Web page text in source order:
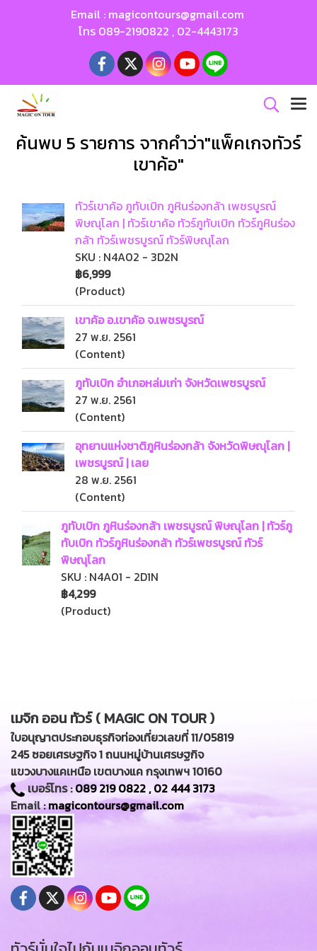
Email : magicontours@gmail.com
โทร 089-2190822 , 02-4443173
ค้นพบ 5 รายการ จากคำว่า"แพ็คเกจทัวร์
เขาค้อ"
ทัวร์เขาค้อ ภูทับเบิก ภูหินร่องกล้า เพชรบูรณ์
พิษณุโลก | ทัวร์เขาค้อ ทัวร์ภูทับเบิก ทัวร์ภูหินร่อง
กล้า ทัวร์เพชรบูรณ์ ทัวร์พิษณุโลก
SKU : N4A02 - 3D2N
฿6,999
(Product)
เขาค้อ อ.เขาค้อ จ.เพชรบูรณ์
27 พ.ย. 2561
(Content)
ภูทับเบิก อําเภอหล่มเก่า จังหวัดเพชรบูรณ์
27 พ.ย. 2561
(Content)
อุทยานแห่งชาติภูหินร่องกล้า จังหวัดพิษณุโลก |
เพชรบูรณ์ | เลย
28 พ.ย. 2561
(Content)
ภูทับเบิก ภูหินร่องกล้า เพชรบูรณ์ พิษณุโลก | ทัวร์ภู
ทับเบิก ทัวร์ภูหินร่องกล้า ทัวร์เพชรบูรณ์ ทัวร์
พิษณุโลก
SKU : N4A01 - 2D1N
฿4,299
(Product)
เมจิก ออน ทัวร์ ( MAGIC ON TOUR )
ใบอนุญาตประกอบธุรกิจท่องเที่ยวเลขที่ 11/05819
245 ซอยเศรษฐกิจ 1 ถนนหมู่บ้านเศรษฐกิจ
แขวงบางแคเหนือ เขตบางแค กรุงเทพฯ 10160
เบอร์โทร :089 219 0822,02 444 3173
Email :magicontours@gmail.com